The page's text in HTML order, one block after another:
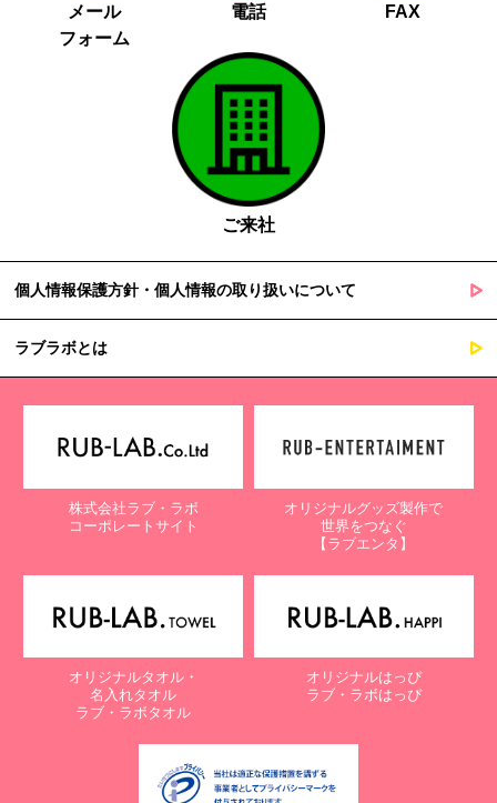
メール
フォーム
電話 FAX
ご来社
個人情報保護方針・個人情報の取り扱いについて
ラブラボとは
株式会社ラブ・ラボ
コーポレートサイト
オリジナルグッズ製作で
世界をつなぐ
【ラブエンタ】
オリジナルタオル・
名入れタオル
ラブ・ラボタオル
オリジナルはっぴ
ラブ・ラボはっぴ